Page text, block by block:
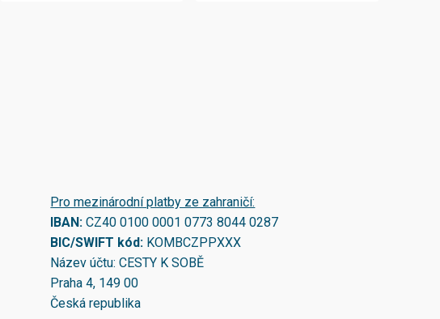
Pro mezinárodní platby ze zahraničí:
IBAN:CZ40 0100 0001 0773 8044 0287
BIC/SWIFT kód: KOMBCZPPXXX
Název účtu: CESTY K SOBĚ
Praha 4, 149 00
Česká republika